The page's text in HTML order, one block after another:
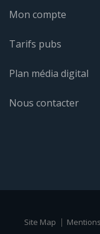
Mon compte
Tarifs pubs
Plan média digital
Nous contacter
Site Map